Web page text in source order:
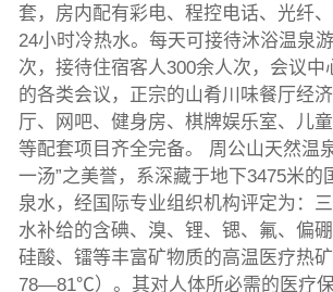
套，房内配有彩电、程控电话、光纤、
24小时冷热水。每天可接待沐浴温泉
次，接待住宿客人300余人次，会议中
的各类会议，正宗的山肴川味餐厅经
厅、网吧、健身房、棋牌娱乐室、儿
等配套项目齐全完备。 周公山天然温
一汤”之美誉，系深藏于地下3475米的
泉水，经国际专业组织机构评定为：
水补给的含碘、溴、锂、锶、氟、偏
硅酸、镭等丰富矿物质的高温医疗热
78—81℃）。其对人体所必需的医疗